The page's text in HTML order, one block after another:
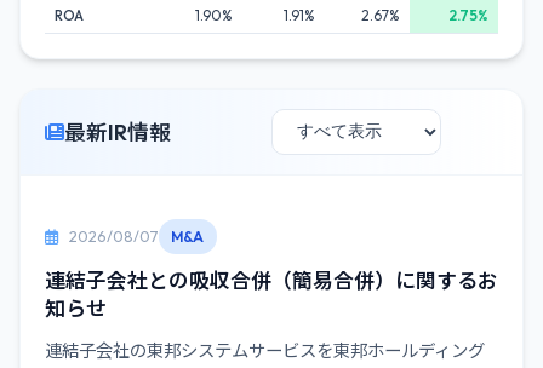
ROA
1.90% 1.91% 2.67% 2.75%
最新IR情報
2026/08/07 M&A
連結子会社との吸収合併（簡易合併）に関するお
知らせ
連結子会社の東邦システムサービスを東邦ホールディング